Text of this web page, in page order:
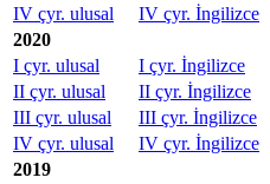
IV çyr. ulusal
IV çyr. İngilizce
2020
I çyr. ulusal
I çyr. İngilizce
II çyr. ulusal
II çyr. İngilizce
III çyr. ulusal
III çyr. İngilizce
IV çyr. ulusal
IV çyr. İngilizce
2019